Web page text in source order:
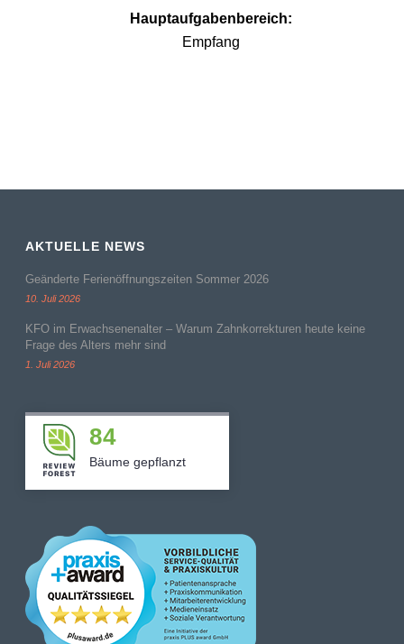
Hauptaufgabenbereich:
Empfang
AKTUELLE NEWS
Geänderte Ferienöffnungszeiten Sommer 2026
10. Juli 2026
KFO im Erwachsenenalter – Warum Zahnkorrekturen heute keine
Frage des Alters mehr sind
1. Juli 2026
84
Bäume gepflanzt